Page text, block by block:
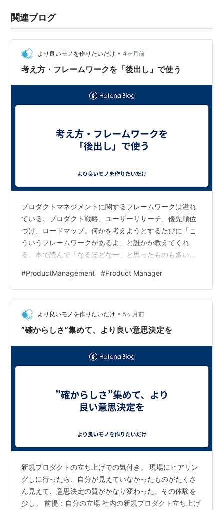
ど、価値を生み出すための組織の形が変わり始めてい
る」…
関連ブログ
より良いモノを作りたいだけ • 4ヶ月前
考え方・フレームワークを「後出し」で使う
プロダクトマネジメントに関するフレームワークは溢れ
ている。プロダクト戦略、ユーザーリサーチ、優先順位
づけ、ロードマップ。何かを考えようとするたびに「こ
ういうフレームワークがあるよ」と誰かが教えてくれ
る。本で読んで「なるほどなー」と思ったものも多い
レームワークを先に知った状態で使うと、どこか「穴埋
め作業」になりがちだった。用意された枠に情報をはめ
込んでいく。一応まとまるし、それっぽい成果物にはな
る。でも「自分で考えた」という実感が薄い。なんとな
く借り物の思考で走っている感覚があった。結局、何故
#ProductManagement #Product Manager
より良いモノを作りたいだけ • 5ヶ月前
”確からしさ”集めて、より良い意思決定を
新規プロダクトの立ち上げでの気付き。 現場にヒアリン
グしに行ったら、自分が見えていなかったものがたくさ
ん見えて、意思決定の質がかなり変わった。その体験を
少し。 前提：自分の立場 社内の新規プロダクト立ち上げ